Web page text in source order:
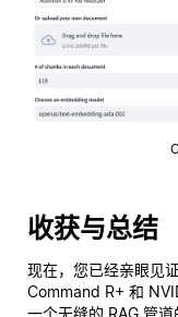
收获与总结
现在，您已经亲眼见
Command R+ 和
一个无缝的 RAG 管